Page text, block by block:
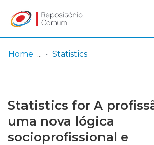
Browse repository
Entities
Log
In
(current)
Home Statistics
Statistics for A
uma nova lógica
socioprofissional e